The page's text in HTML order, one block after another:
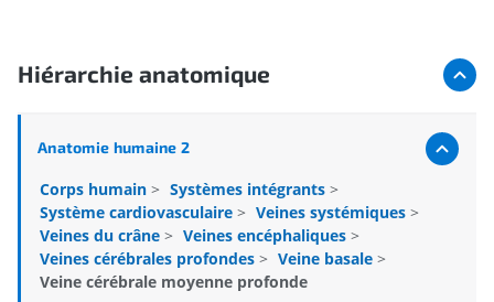
Hiérarchie anatomique
Anatomie humaine 2
Corps humain > Systèmes intégrants >
Système cardiovasculaire > Veines systémiques >
Veines du crâne > Veines encéphaliques >
Veines cérébrales profondes > Veine basale >
Veine cérébrale moyenne profonde